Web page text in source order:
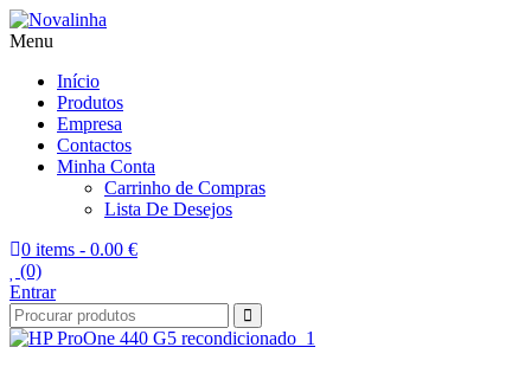
Novalinha
Informatica
Menu
Início
Produtos
Empresa
Contactos
Minha Conta
Carrinho de Compras
Lista De Desejos
0 items - 0.00 €
(0)
Entrar